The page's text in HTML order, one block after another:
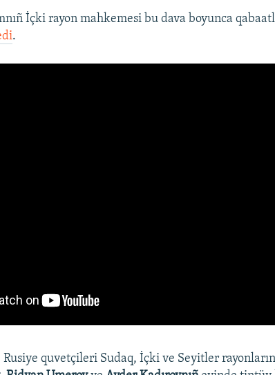
İçki rayon mahkemesi bu dava boyunca
.
Rusiye quvetçileri Sudaq, İçki ve Seyitler